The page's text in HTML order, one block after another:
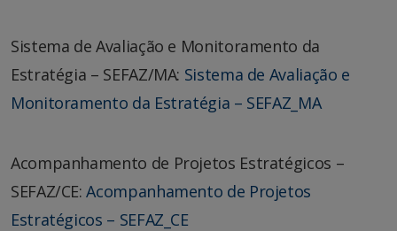
Sistema de Avaliação e Monitoramento da
Estratégia – SEFAZ/MA: Sistema de Avaliação e
Monitoramento da Estratégia – SEFAZ_MA
Acompanhamento de Projetos Estratégicos –
SEFAZ/CE:Acompanhamento de Projetos
Estratégicos – SEFAZ_CE